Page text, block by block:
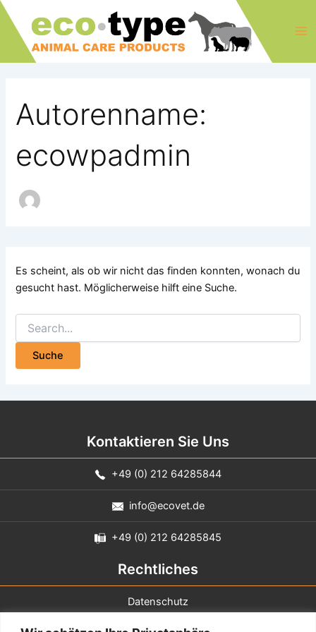
Zum
Inhalt
springen
Autorenname:
ecowpadmin
Es scheint, als ob wir nicht das finden konnten, wonach du
gesucht hast. Möglicherweise hilft eine Suche.
nach:
Kontaktieren Sie Uns
+49 (0) 212 64285844
info@ecovet.de
+49 (0) 212 64285845
Rechtliches
Datenschutz